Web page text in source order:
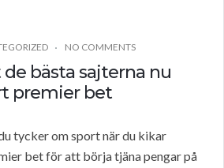
NO COMMENTS
bästa sajterna nu
premier bet
tycker om sport när du kikar
bet för att börja tjäna pengar på